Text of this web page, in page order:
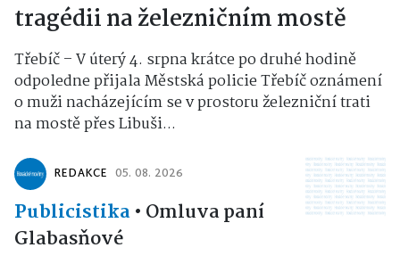
tragédii na železničním mostě
Třebíč – V úterý 4. srpna krátce po druhé hodině
odpoledne přijala Městská policie Třebíč oznámení
o muži nacházejícím se v prostoru železniční trati
na mostě přes Libuši...
REDAKCE 05. 08. 2026
Publicistika• Omluva paní
Glabasňové